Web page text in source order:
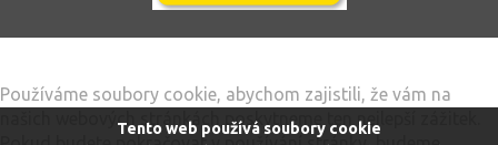
Tento web používá soubory cookie
Používáme soubory cookie, abychom zajistili, že vám na
našich webových stránkách poskytneme ten nejlepší zážitek.